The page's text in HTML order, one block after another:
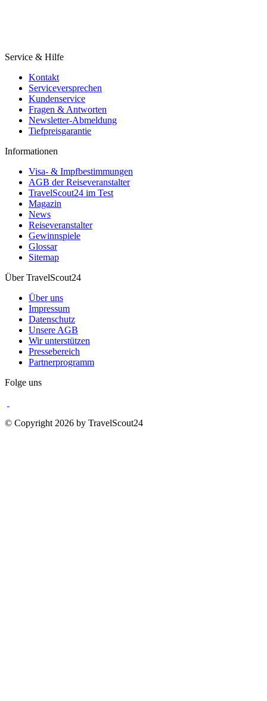
Service & Hilfe
Kontakt
Serviceversprechen
Kundenservice
Fragen & Antworten
Newsletter-Abmeldung
Tiefpreisgarantie
Informationen
Visa- & Impfbestimmungen
AGB der Reiseveranstalter
TravelScout24 im Test
Magazin
News
Reiseveranstalter
Gewinnspiele
Glossar
Sitemap
Über TravelScout24
Über uns
Impressum
Datenschutz
Unsere AGB
Wir unterstützen
Pressebereich
Partnerprogramm
Folge uns
© Copyright 2026 by TravelScout24